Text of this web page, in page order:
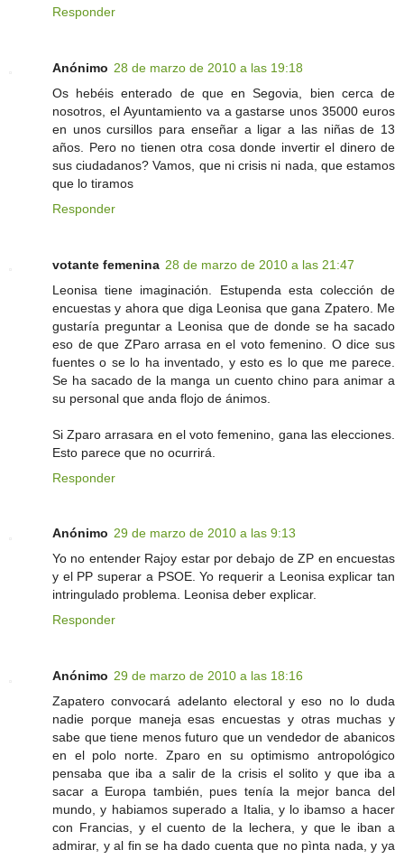
Responder
Anónimo 28 de marzo de 2010 a las 19:18
Os hebéis enterado de que en Segovia, bien cerca de
nosotros, el Ayuntamiento va a gastarse unos 35000 euros
en unos cursillos para enseñar a ligar a las niñas de 13
años. Pero no tienen otra cosa donde invertir el dinero de
sus ciudadanos? Vamos, que ni crisis ni nada, que estamos
que lo tiramos
Responder
votante femenina 28 de marzo de 2010 a las 21:47
Leonisa tiene imaginación. Estupenda esta colección de
encuestas y ahora que diga Leonisa que gana Zpatero. Me
gustaría preguntar a Leonisa que de donde se ha sacado
eso de que ZParo arrasa en el voto femenino. O dice sus
fuentes o se lo ha inventado, y esto es lo que me parece.
Se ha sacado de la manga un cuento chino para animar a
su personal que anda flojo de ánimos.
Si Zparo arrasara en el voto femenino, gana las elecciones.
Esto parece que no ocurrirá.
Responder
Anónimo 29 de marzo de 2010 a las 9:13
Yo no entender Rajoy estar por debajo de ZP en encuestas
y el PP superar a PSOE. Yo requerir a Leonisa explicar tan
intringulado problema. Leonisa deber explicar.
Responder
Anónimo 29 de marzo de 2010 a las 18:16
Zapatero convocará adelanto electoral y eso no lo duda
nadie porque maneja esas encuestas y otras muchas y
sabe que tiene menos futuro que un vendedor de abanicos
en el polo norte. Zparo en su optimismo antropológico
pensaba que iba a salir de la crisis el solito y que iba a
sacar a Europa también, pues tenía la mejor banca del
mundo, y habiamos superado a Italia, y lo ibamso a hacer
con Francias, y el cuento de la lechera, y que le iban a
admirar, y al fin se ha dado cuenta que no pìnta nada, y ya